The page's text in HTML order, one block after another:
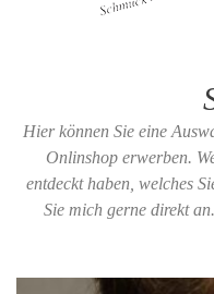
Hier können Sie eine
Onlinshop erwerben.
entdeckt haben, welches
Sie mich gerne direkt